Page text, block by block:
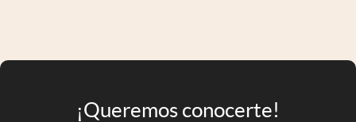
¡Queremos conocerte!